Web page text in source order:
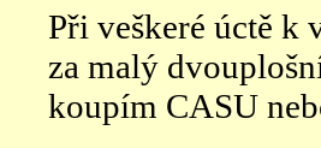
Při veškeré úctě k
za malý
koupím CASU